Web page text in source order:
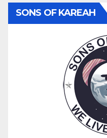
SONS OF KAREAH